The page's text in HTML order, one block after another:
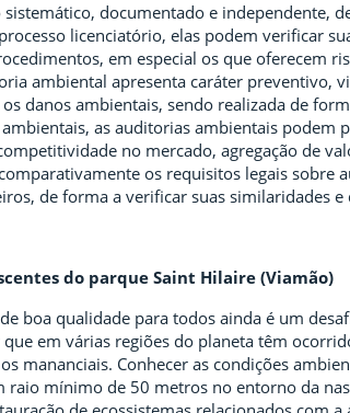
documentado e independente,
licenciatório, elas podem verificar
em especial os que oferecem
ambiental apresenta caráter preventivo,
danos ambientais, sendo realizada de
as auditorias ambientais podem
no mercado, agregação de
os requisitos legais sobre
de forma a verificar suas similaridades e
do parque Saint Hilaire (Viamão)
boa qualidade para todos ainda é um
em várias regiões do planeta têm
mananciais. Conhecer as condições
raio mínimo de 50 metros no entorno da